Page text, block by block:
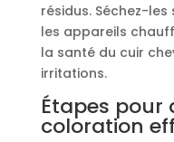
résidus. Séchez-
les appareils
la santé du cuir
irritations.
Étapes pour
coloration